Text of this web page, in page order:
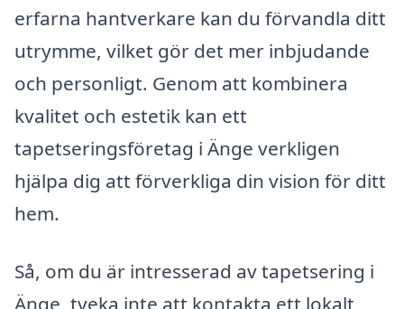
erfarna hantverkare kan du förvandla ditt
utrymme, vilket gör det mer inbjudande
och personligt. Genom att kombinera
kvalitet och estetik kan ett
tapetseringsföretag i Änge verkligen
hjälpa dig att förverkliga din vision för ditt
hem.
Så, om du är intresserad av tapetsering i
Änge, tveka inte att kontakta ett lokalt